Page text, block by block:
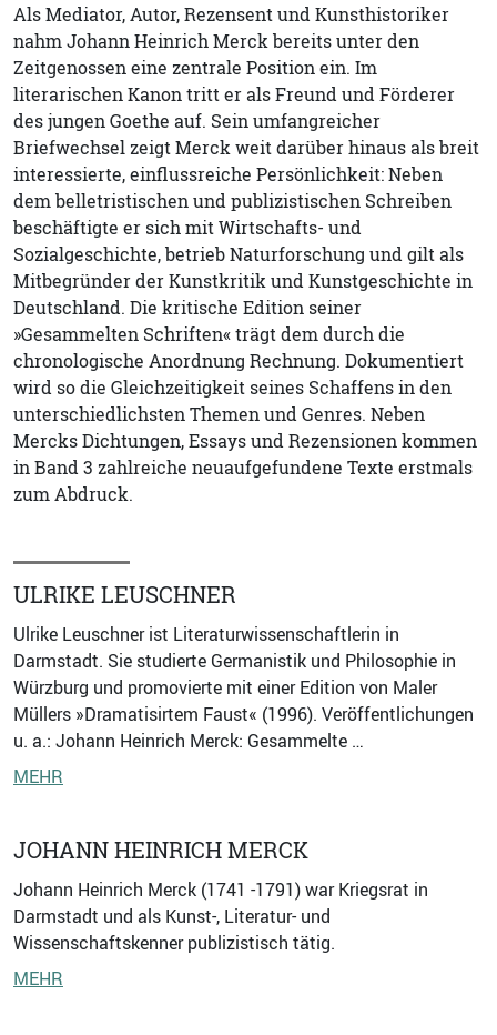
Als Mediator, Autor, Rezensent und Kunsthistoriker
nahm Johann Heinrich Merck bereits unter den
Zeitgenossen eine zentrale Position ein. Im
literarischen Kanon tritt er als Freund und Förderer
des jungen Goethe auf. Sein umfangreicher
Briefwechsel zeigt Merck weit darüber hinaus als breit
interessierte, einflussreiche Persönlichkeit: Neben
dem belletristischen und publizistischen Schreiben
beschäftigte er sich mit Wirtschafts- und
Sozialgeschichte, betrieb Naturforschung und gilt als
Mitbegründer der Kunstkritik und Kunstgeschichte in
Deutschland. Die kritische Edition seiner
»Gesammelten Schriften« trägt dem durch die
chronologische Anordnung Rechnung. Dokumentiert
wird so die Gleichzeitigkeit seines Schaffens in den
unterschiedlichsten Themen und Genres. Neben
Mercks Dichtungen, Essays und Rezensionen kommen
in Band 3 zahlreiche neuaufgefundene Texte erstmals
zum Abdruck.
ULRIKE LEUSCHNER
Ulrike Leuschner ist Literaturwissenschaftlerin in
Darmstadt. Sie studierte Germanistik und Philosophie in
Würzburg und promovierte mit einer Edition von Maler
Müllers »Dramatisirtem Faust« (1996). Veröffentlichungen
u. a.: Johann Heinrich Merck: Gesammelte …
MEHR
JOHANN HEINRICH MERCK
Johann Heinrich Merck (1741 -1791) war Kriegsrat in
Darmstadt und als Kunst-, Literatur- und
Wissenschaftskenner publizistisch tätig.
MEHR